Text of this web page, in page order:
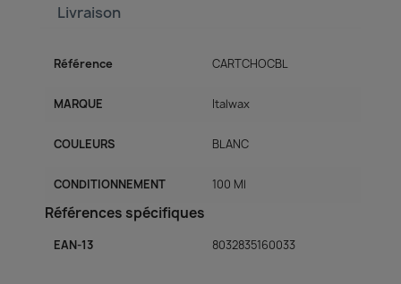
Livraison
Référence CARTCHOCBL
MARQUE Italwax
COULEURS BLANC
CONDITIONNEMENT 100 Ml
Références spécifiques
EAN-13 8032835160033